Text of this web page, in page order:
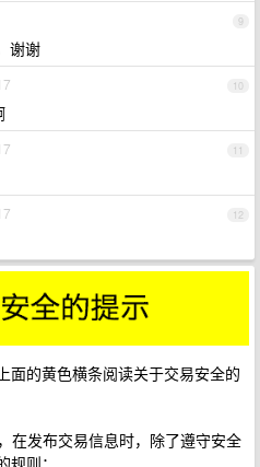
9
谢谢
10
11
12
面的黄色横条阅读关于交易安全的
在发布交易信息时，除了遵守安全